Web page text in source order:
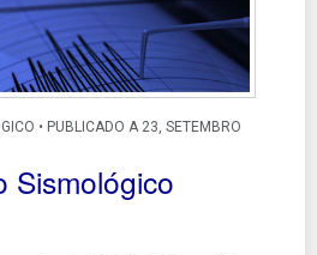
• PUBLICADO A 23, SETEMBRO
Sismológico